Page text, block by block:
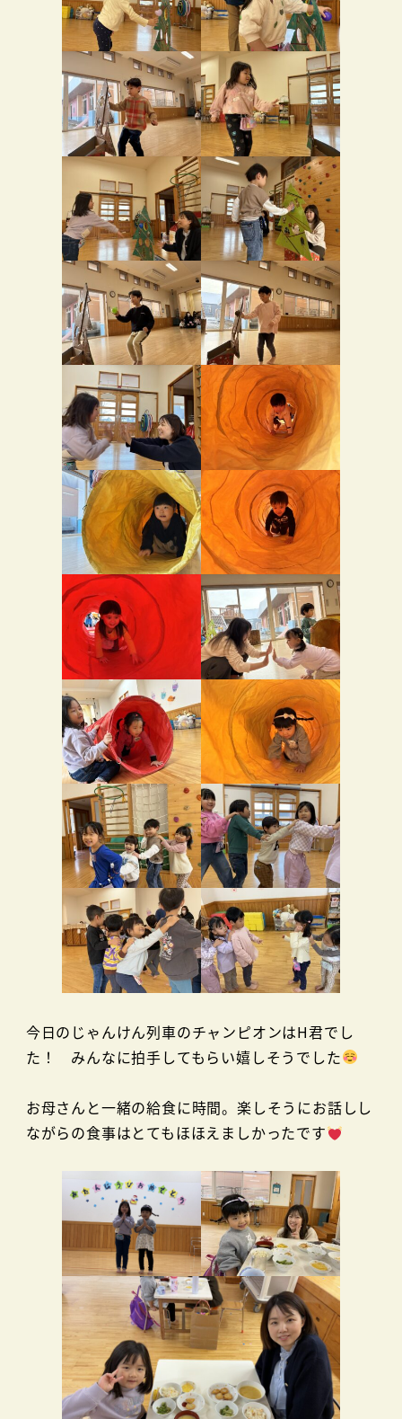
今日のじゃんけん列車のチャンピオンはH君でし
た！ みんなに拍手してもらい嬉しそうでした
お母さんと一緒の給食に時間。楽しそうにお話しし
ながらの食事はとてもほほえましかったです